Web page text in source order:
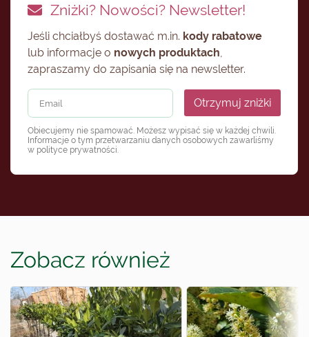
Zniżki? Nowości? Newsletter!
Jeśli chciałbyś dostawać m.in. kody rabatowe
lub informacje o nowych produktach
zapraszamy do zapisania się na newsletter.
Otrzymuj zniżki
Obiecujemy nie spamować. Możesz wypisać się w każdej chwili.
Informacje o tym przetwarzaniu danych osobowych zawarliśmy
w polityce prywatności
Zobacz również